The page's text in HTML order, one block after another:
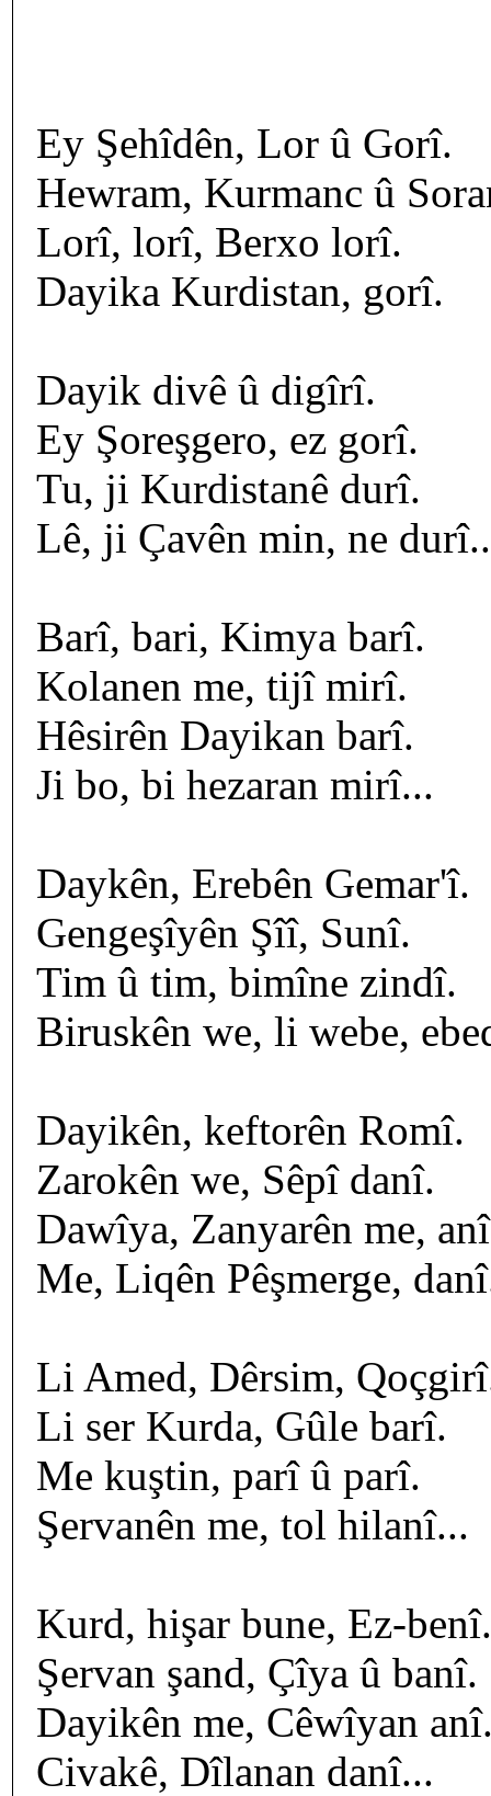
Ey Şehîdên, Lor û Gorî.
Hewram, Kurmanc û
Lorî, lorî, Berxo lorî.
Dayika Kurdistan, gorî.
Dayik divê û digîrî.
Ey Şoreşgero, ez gorî.
Tu, ji Kurdistanê durî.
Lê, ji Çavên min, ne
Barî, bari, Kimya barî.
Kolanen me, tijî mirî.
Hêsirên Dayikan barî.
Ji bo, bi hezaran mirî...
Daykên, Erebên Gemar'î.
Gengeşîyên Şîî, Sunî.
Tim û tim, bimîne zindî.
Biruskên we, li webe,
Dayikên, keftorên Romî.
Zarokên we, Sêpî danî.
Dawîya, Zanyarên me,
Me, Liqên Pêşmerge,
Li Amed, Dêrsim,
Li ser Kurda, Gûle barî.
Me kuştin, parî û parî.
Şervanên me, tol hilanî...
Kurd, hişar bune, Ez-benî.
Şervan şand, Çîya û banî.
Dayikên me, Cêwîyan
Civakê, Dîlanan danî...